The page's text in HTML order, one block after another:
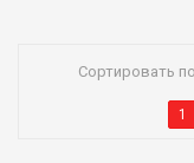
Сортировать
1